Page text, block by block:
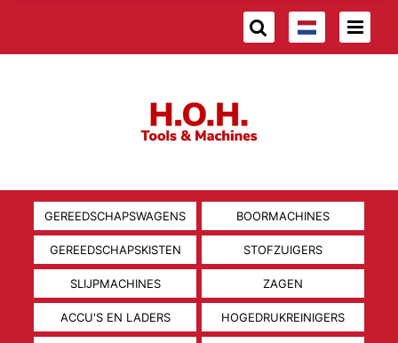
GEREEDSCHAPSWAGENS BOORMACHINES
GEREEDSCHAPSKISTEN STOFZUIGERS
SLIJPMACHINES ZAGEN
ACCU'S EN LADERS HOGEDRUKREINIGERS